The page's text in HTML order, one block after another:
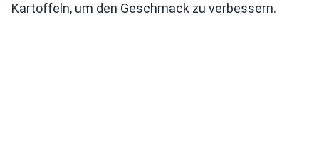
Kartoffeln, um den Geschmack zu verbessern.